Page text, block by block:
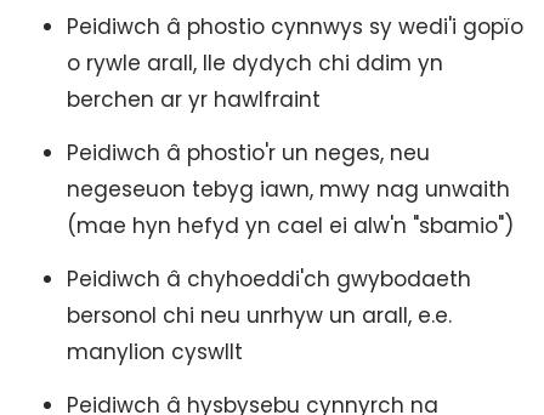
Peidiwch â phostio cynnwys sy wedi'i gopïo
o rywle arall, lle dydych chi ddim yn
berchen ar yr hawlfraint
Peidiwch â phostio'r un neges, neu
negeseuon tebyg iawn, mwy nag unwaith
(mae hyn hefyd yn cael ei alw'n "sbamio")
Peidiwch â chyhoeddi'ch gwybodaeth
bersonol chi neu unrhyw un arall, e.e.
manylion cyswllt
Peidiwch â hysbysebu cynnyrch na